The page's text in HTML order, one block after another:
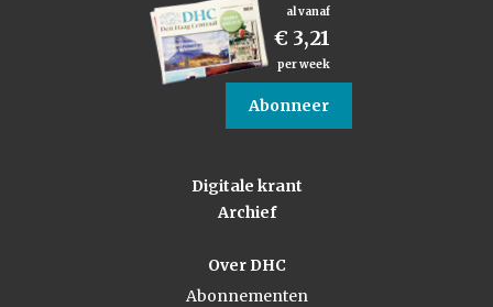
al vanaf
€ 3,21
per week
Abonneer
Digitale krant
Archief
Over DHC
Abonnementen